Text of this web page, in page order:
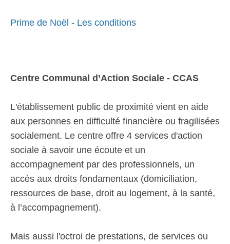
Prime de Noël - Les conditions
Centre Communal d’Action Sociale - CCAS
L'établissement public de proximité vient en aide
aux personnes en difficulté financière ou fragilisées
socialement. Le centre offre 4 services d'action
sociale à savoir une écoute et un
accompagnement par des professionnels, un
accès aux droits fondamentaux (domiciliation,
ressources de base, droit au logement, à la santé,
à l’accompagnement).
Mais aussi l'octroi de prestations, de services ou